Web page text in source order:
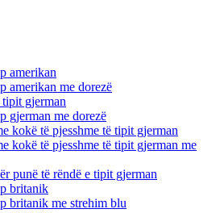
amerikan
amerikan me dorezë
gjerman
gjerman me dorezë
kokë të pjesshme të tipit gjerman
kokë të pjesshme të tipit gjerman me
punë të rëndë e tipit gjerman
britanik
britanik me strehim blu